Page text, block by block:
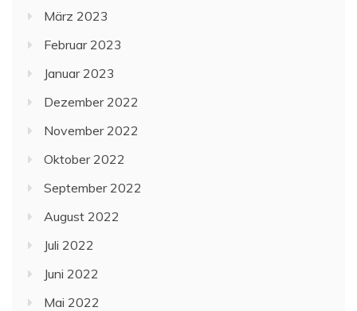
März 2023
Februar 2023
Januar 2023
Dezember 2022
November 2022
Oktober 2022
September 2022
August 2022
Juli 2022
Juni 2022
Mai 2022